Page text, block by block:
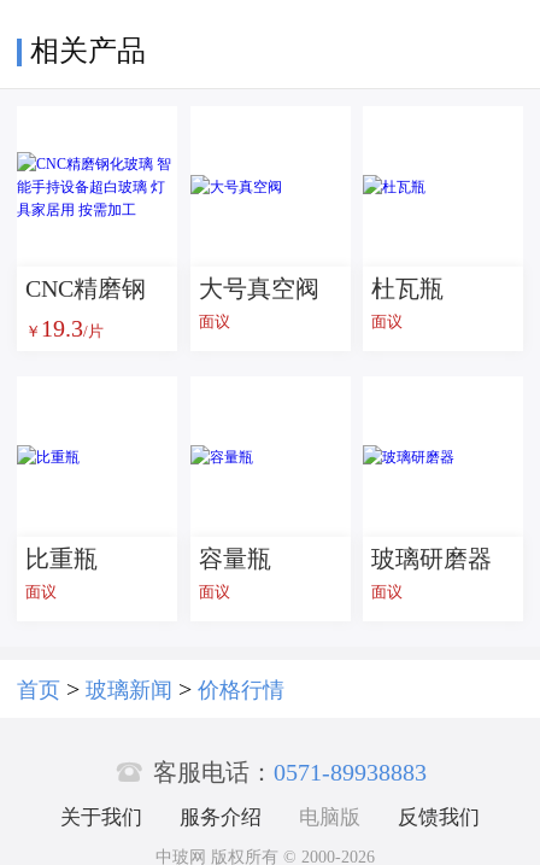
相关产品
CNC精磨钢
化玻璃 智能
家居用 按需
￥ 19.3/片
大号真空阀
面议
杜瓦瓶
面议
比重瓶
面议
容量瓶
面议
玻璃研磨器
面议
首页 > 玻璃新闻 > 价格行情
 客服电话： 0571-89938883
关于我们 服务介绍 电脑版 反馈我们
中玻网 版权所有 © 2000-2026